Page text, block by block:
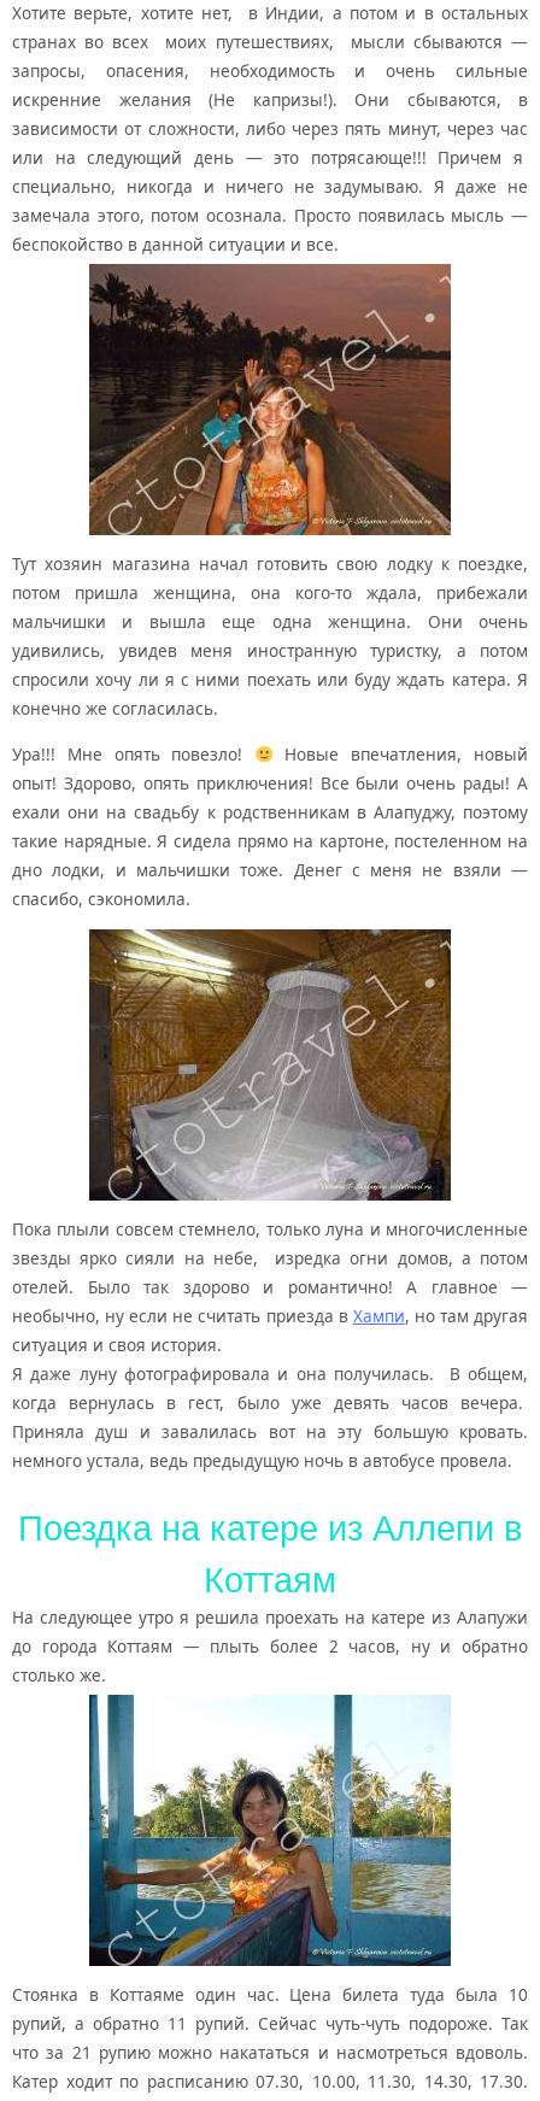
Хотите верьте, хотите нет, в Индии, а потом и в остальных
странах во всех моих путешествиях, мысли сбываются —
запросы, опасения, необходимость и очень сильные
искренние желания (Не капризы!). Они сбываются, в
зависимости от сложности, либо через пять минут, через час
или на следующий день — это потрясающе!!! Причем я
специально, никогда и ничего не задумываю. Я даже не
замечала этого, потом осознала. Просто появилась мысль —
беспокойство в данной ситуации и все.
Тут хозяин магазина начал готовить свою лодку к поездке,
потом пришла женщина, она кого-то ждала, прибежали
мальчишки и вышла еще одна женщина. Они очень
удивились, увидев меня иностранную туристку, а потом
спросили хочу ли я с ними поехать или буду ждать катера. Я
конечно же согласилась.
Ура!!! Мне опять повезло!
Новые впечатления, новый
опыт! Здорово, опять приключения! Все были очень рады! А
ехали они на свадьбу к родственникам в Алапуджу, поэтому
такие нарядные. Я сидела прямо на картоне, постеленном на
дно лодки, и мальчишки тоже. Денег с меня не взяли —
спасибо, сэкономила.
Пока плыли совсем стемнело, только луна и многочисленные
звезды ярко сияли на небе, изредка огни домов, а потом
отелей. Было так здорово и романтично! А главное —
необычно, ну если не считать приезда в Хампи, но там другая
ситуация и своя история.
Я даже луну фотографировала и она получилась. В общем,
когда вернулась в гест, было уже девять часов вечера.
Приняла душ и завалилась вот на эту большую кровать.
немного устала, ведь предыдущую ночь в автобусе провела.
Поездка на катере из Аллепи в
Коттаям
На следующее утро я решила проехать на катере из Алапужи
до города Коттаям — плыть более 2 часов, ну и обратно
столько же.
Стоянка в Коттаяме один час. Цена билета туда была 10
рупий, а обратно 11 рупий. Сейчас чуть-чуть подороже. Так
что за 21 рупию можно накататься и насмотреться вдоволь.
Катер ходит по расписанию 07.30, 10.00, 11.30, 14.30, 17.30.